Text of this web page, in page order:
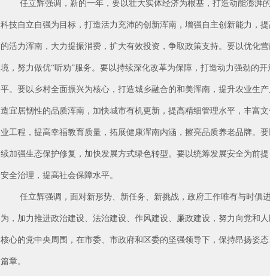
任立辉强调，新的一年，要以壮大实体经济为根基，打造动能澎湃
科技自立自强为目标，打造活力充沛的创新浑南，增强自主创新能力，
的活力浑南，大力提振消费，扩大有效投资，争取政策支持。要以优化
境，努力做优“听劝”服务。要以持续深化改革为保障，打造动力强劲的
平。要以乡村全面振兴为核心，打造城乡融合的和美浑南，提升农业生
造宜居韧性的品质浑南，加快城市有机更新，提高精细管理水平，丰富
业工程，提高幸福教育质量，拓展健康浑南内涵，擦亮品质养老品牌。
续加强生态保护修复，加快发展方式绿色转型。要以统筹发展安全为前
安全治理，提高社会保障水平。
任立辉强调，面对新形势、新任务、新挑战，政府工作唯有与时
为，加力推进政治建设、法治建设、作风建设、廉政建设，努力向党和
核心的党中央周围，在市委、市政府和区委的坚强领导下，保持昂扬姿
篇章。